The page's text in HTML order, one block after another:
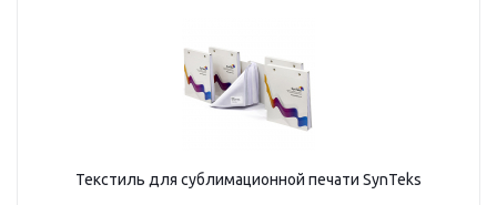
Текстиль для сублимационной печати SynTeks